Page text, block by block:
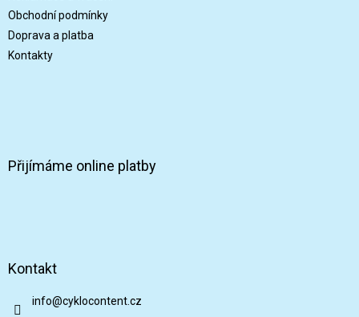
Obchodní podmínky
Doprava a platba
Kontakty
Přijímáme online platby
Kontakt
info@cyklocontent.cz